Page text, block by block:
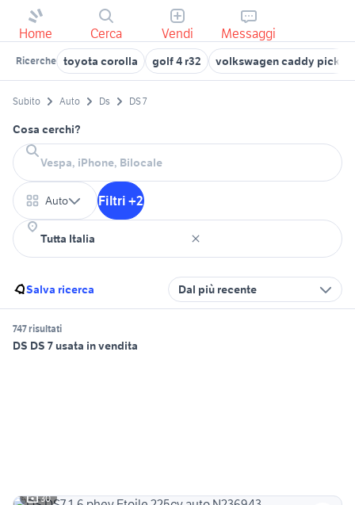
Home Cerca Vendi Messaggi
Ricerche toyota corolla golf 4 r32 volkswagen caddy pick up
Subito Auto Ds DS 7
Cosa cerchi?
Auto Filtri +2
Salva ricerca Dal più recente
747 risultati
DS DS 7 usata in vendita
30